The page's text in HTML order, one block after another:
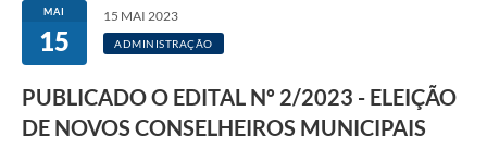
MAI
15
15 MAI 2023
ADMINISTRAÇÃO
PUBLICADO O EDITAL Nº 2/2023 - ELEIÇÃO
DE NOVOS CONSELHEIROS MUNICIPAIS